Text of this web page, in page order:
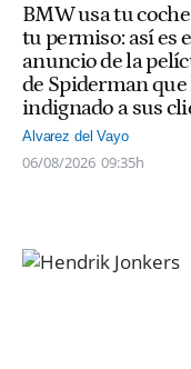
BMW usa tu
tu permiso: así es
anuncio de la
de Spiderman que
indignado a sus
Alvarez del Vayo
06/08/2026 09:35h